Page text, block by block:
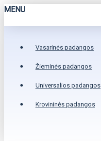
MENU
Vasarinės padangos
Žieminės padangos
Universalios padangos
Krovininės padangos